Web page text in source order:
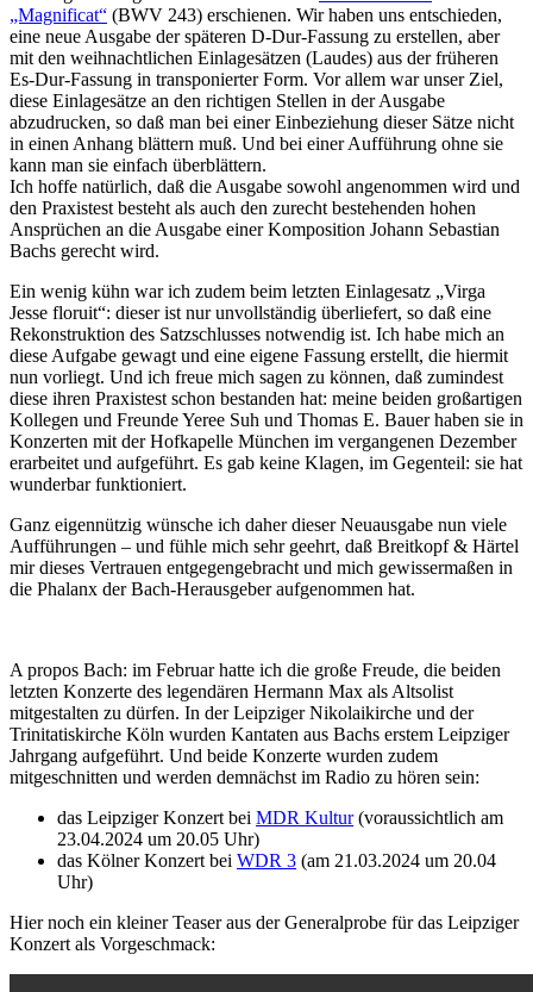
„Magnificat“ (BWV 243) erschienen. Wir haben uns entschieden,
eine neue Ausgabe der späteren D-Dur-Fassung zu erstellen, aber
mit den weihnachtlichen Einlagesätzen (Laudes) aus der früheren
Es-Dur-Fassung in transponierter Form. Vor allem war unser Ziel,
diese Einlagesätze an den richtigen Stellen in der Ausgabe
abzudrucken, so daß man bei einer Einbeziehung dieser Sätze nicht
in einen Anhang blättern muß. Und bei einer Aufführung ohne sie
kann man sie einfach überblättern.
Ich hoffe natürlich, daß die Ausgabe sowohl angenommen wird und
den Praxistest besteht als auch den zurecht bestehenden hohen
Ansprüchen an die Ausgabe einer Komposition Johann Sebastian
Bachs gerecht wird.
Ein wenig kühn war ich zudem beim letzten Einlagesatz „Virga
Jesse floruit“: dieser ist nur unvollständig überliefert, so daß eine
Rekonstruktion des Satzschlusses notwendig ist. Ich habe mich an
diese Aufgabe gewagt und eine eigene Fassung erstellt, die hiermit
nun vorliegt. Und ich freue mich sagen zu können, daß zumindest
diese ihren Praxistest schon bestanden hat: meine beiden großartigen
Kollegen und Freunde Yeree Suh und Thomas E. Bauer haben sie in
Konzerten mit der Hofkapelle München im vergangenen Dezember
erarbeitet und aufgeführt. Es gab keine Klagen, im Gegenteil: sie hat
wunderbar funktioniert.
Ganz eigennützig wünsche ich daher dieser Neuausgabe nun viele
Aufführungen – und fühle mich sehr geehrt, daß Breitkopf & Härtel
mir dieses Vertrauen entgegengebracht und mich gewissermaßen in
die Phalanx der Bach-Herausgeber aufgenommen hat.
A propos Bach: im Februar hatte ich die große Freude, die beiden
letzten Konzerte des legendären Hermann Max als Altsolist
mitgestalten zu dürfen. In der Leipziger Nikolaikirche und der
Trinitatiskirche Köln wurden Kantaten aus Bachs erstem Leipziger
Jahrgang aufgeführt. Und beide Konzerte wurden zudem
mitgeschnitten und werden demnächst im Radio zu hören sein:
das Leipziger Konzert bei MDR Kultur(voraussichtlich am
23.04.2024 um 20.05 Uhr)
das Kölner Konzert bei WDR 3 (am 21.03.2024 um 20.04
Uhr)
Hier noch ein kleiner Teaser aus der Generalprobe für das Leipziger
Konzert als Vorgeschmack: